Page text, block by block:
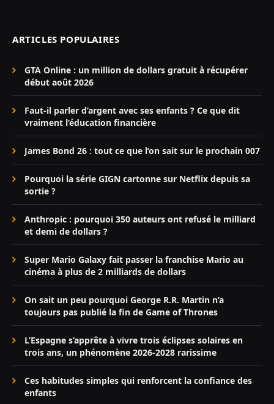
ARTICLES POPULAIRES
GTA Online : un million de dollars gratuit à récupérer
début août 2026
Faut-il parler d’argent avec ses enfants ? Ce que dit
vraiment l’éducation financière
James Bond 26 : tout ce que l’on sait sur le prochain 007
Pourquoi la série GIGN cartonne sur Netflix depuis sa
sortie ?
Anthropic : pourquoi 350 auteurs ont refusé le milliard
et demi de dollars ?
Super Mario Galaxy fait passer la franchise Mario au
cinéma à plus de 2 milliards de dollars
On sait un peu pourquoi George R.R. Martin n’a
toujours pas publié la fin de Game of Thrones
L’Espagne s’apprête à vivre trois éclipses solaires en
trois ans, un phénomène 2026-2028 rarissime
Ces habitudes simples qui renforcent la confiance des
enfants